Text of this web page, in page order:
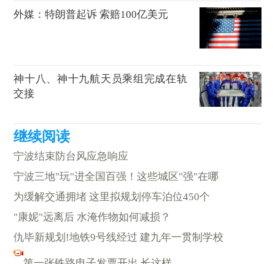
外媒：特朗普起诉 索赔100亿美元
神十八、神十九航天员乘组完成在轨
交接
宁波结束防台风应急响应
宁波三地"玩"进全国百强！这些城区"强"在哪
为缓解交通拥堵 这里拟规划停车泊位450个
"康妮"远离后 水淹作物如何减损？
仇毕新规划!地铁9号线经过 建九年一贯制学校